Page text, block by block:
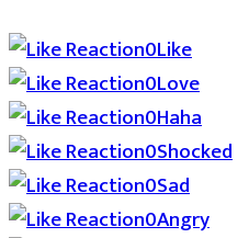
0Like
0Love
0Haha
0Shocked
0Sad
0Angry